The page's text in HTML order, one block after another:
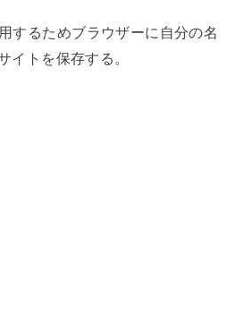
するためブラウザーに自分の名
イトを保存する。